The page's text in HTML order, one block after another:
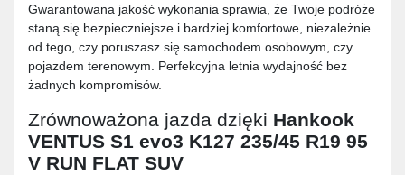
Gwarantowana jakość wykonania sprawia, że Twoje podróże
staną się bezpieczniejsze i bardziej komfortowe, niezależnie
od tego, czy poruszasz się samochodem osobowym, czy
pojazdem terenowym. Perfekcyjna letnia wydajność bez
żadnych kompromisów.
Zrównoważona jazda dzięki Hankook
VENTUS S1 evo3 K127 235/45 R19 95
V RUN FLAT SUV